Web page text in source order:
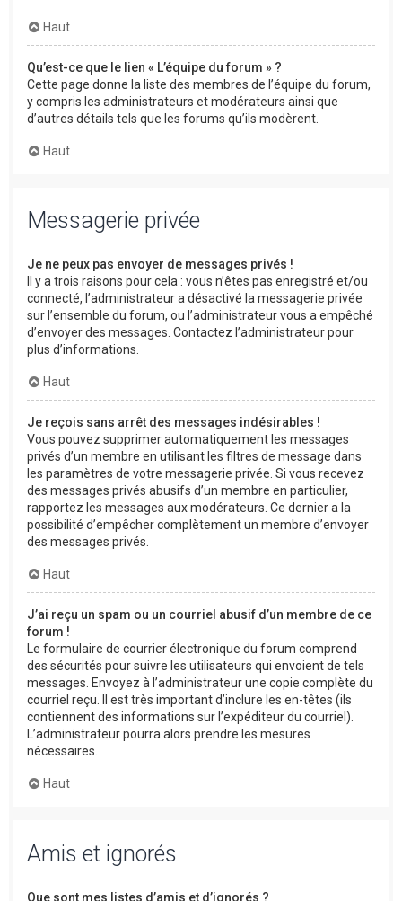
Haut
Qu’est-ce que le lien « L’équipe du forum » ?
Cette page donne la liste des membres de l’équipe du forum,
y compris les administrateurs et modérateurs ainsi que
d’autres détails tels que les forums qu’ils modèrent.
Haut
Messagerie privée
Je ne peux pas envoyer de messages privés !
Il y a trois raisons pour cela : vous n’êtes pas enregistré et/ou
connecté, l’administrateur a désactivé la messagerie privée
sur l’ensemble du forum, ou l’administrateur vous a empêché
d’envoyer des messages. Contactez l’administrateur pour
plus d’informations.
Haut
Je reçois sans arrêt des messages indésirables !
Vous pouvez supprimer automatiquement les messages
privés d’un membre en utilisant les filtres de message dans
les paramètres de votre messagerie privée. Si vous recevez
des messages privés abusifs d’un membre en particulier,
rapportez les messages aux modérateurs. Ce dernier a la
possibilité d’empêcher complètement un membre d’envoyer
des messages privés.
Haut
J’ai reçu un spam ou un courriel abusif d’un membre de ce
forum !
Le formulaire de courrier électronique du forum comprend
des sécurités pour suivre les utilisateurs qui envoient de tels
messages. Envoyez à l’administrateur une copie complète du
courriel reçu. Il est très important d’inclure les en-têtes (ils
contiennent des informations sur l’expéditeur du courriel).
L’administrateur pourra alors prendre les mesures
nécessaires.
Haut
Amis et ignorés
Que sont mes listes d’amis et d’ignorés ?